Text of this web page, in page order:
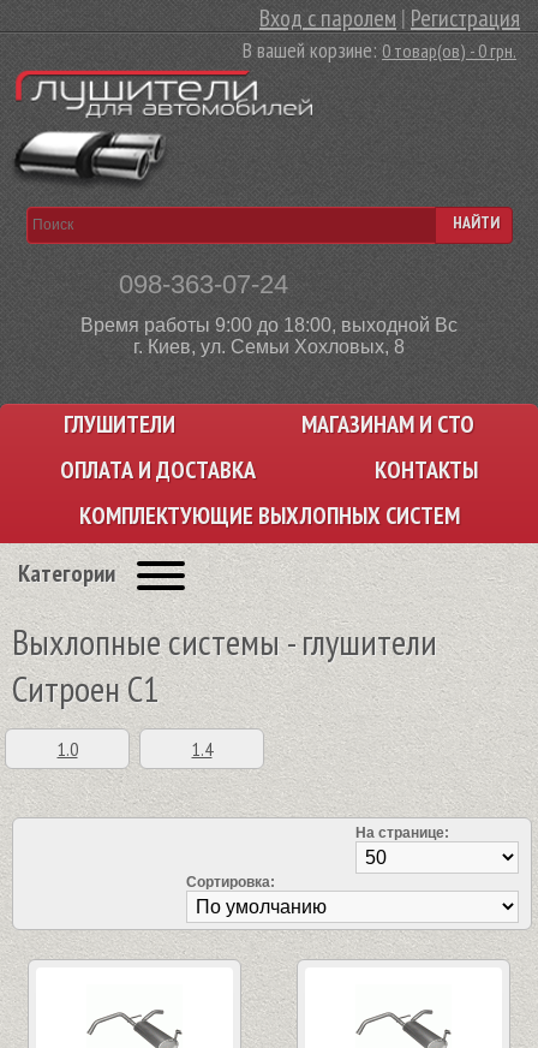
Вход с паролем |Регистрация
В вашей корзине:0 товар(ов) - 0 грн.
098-363-07-24
Время работы 9:00 до 18:00, выходной Вс
г. Киев, ул. Семьи Хохловых, 8
НАЙТИ
ГЛУШИТЕЛИ
МАГАЗИНАМ И СТО
ОПЛАТА И ДОСТАВКА
КОНТАКТЫ
КОМПЛЕКТУЮЩИЕ ВЫХЛОПНЫХ СИСТЕМ
Категории
Выхлопные системы - глушители
Ситроен C1
1.0 1.4
На странице:
Сортировка: